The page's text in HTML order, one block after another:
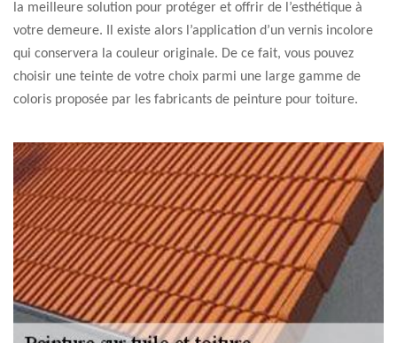
la meilleure solution pour protéger et offrir de l’esthétique à
votre demeure. Il existe alors l’application d’un vernis incolore
qui conservera la couleur originale. De ce fait, vous pouvez
choisir une teinte de votre choix parmi une large gamme de
coloris proposée par les fabricants de peinture pour toiture.